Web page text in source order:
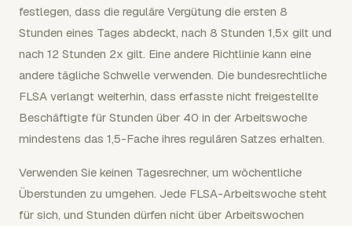
festlegen, dass die reguläre Vergütung die ersten 8
Stunden eines Tages abdeckt, nach 8 Stunden 1,5x gilt und
nach 12 Stunden 2x gilt. Eine andere Richtlinie kann eine
andere tägliche Schwelle verwenden. Die bundesrechtliche
FLSA verlangt weiterhin, dass erfasste nicht freigestellte
Beschäftigte für Stunden über 40 in der Arbeitswoche
mindestens das 1,5-Fache ihres regulären Satzes erhalten.
Verwenden Sie keinen Tagesrechner, um wöchentliche
Überstunden zu umgehen. Jede FLSA-Arbeitswoche steht
für sich, und Stunden dürfen nicht über Arbeitswochen